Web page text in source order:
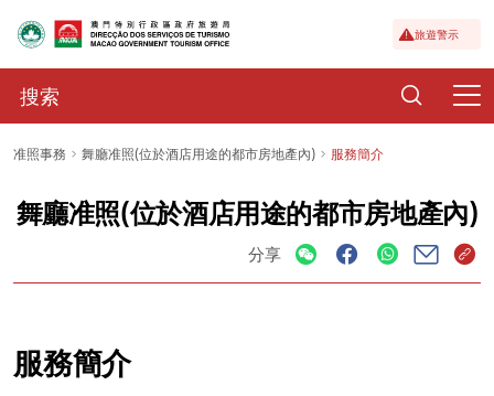
旅遊警示
准照事務 舞廳准照(位於酒店用途的都市房地產內) 服務簡介
舞廳准照(位於酒店用途的都市房地產內)
分享
服務簡介